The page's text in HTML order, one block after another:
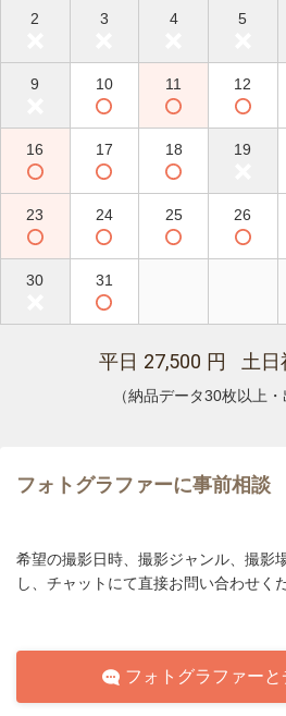
2 3 4 5
9 10 11 12
16 17 18 19
23 24 25 26
30 31
平日 27,500 円 土日
（納品データ30枚以上・
フォトグラファーに事前相談
希望の撮影日時、撮影ジャンル、撮影
し、チャットにて直接お問い合わせく
フォトグラファーと